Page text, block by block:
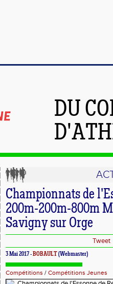
DU
Championnats de
200m-200m-800m
Savigny sur Orge
Tweet
3 Mai 2017 -BOBAULT(Webmaster)
Compétitions / Compétitions Jeunes